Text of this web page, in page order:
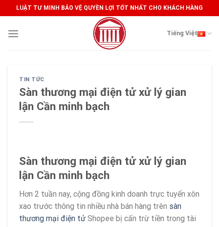
to
content
LUẬT TƯ MINH BẢO VỆ QUYỀN LỢI TỐT NHẤT CHO KHÁCH HÀNG
Tiếng Việt
TIN TỨC
Sàn thương mại điện tử xử lý gian
lận Cần minh bạch
Sàn thương mại điện tử xử lý gian
lận Cần minh bạch
Hơn 2 tuần nay, cộng đồng kinh doanh trực tuyến xôn
xao trước thông tin nhiều nhà bán hàng trên sàn
thương mại điện tử Shopee bị cấn trừ tiền trong tài